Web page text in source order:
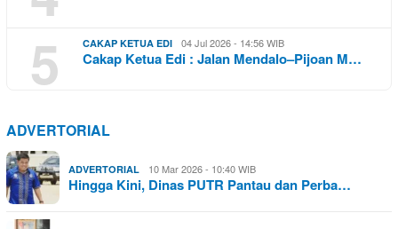
5 CAKAP KETUA EDI 04 Jul 2026 - 14:56 WIB
Cakap Ketua Edi : Jalan Mendalo–Pijoan M…
ADVERTORIAL
ADVERTORIAL 10 Mar 2026 - 10:40 WIB
Hingga Kini, Dinas PUTR Pantau dan Perba…